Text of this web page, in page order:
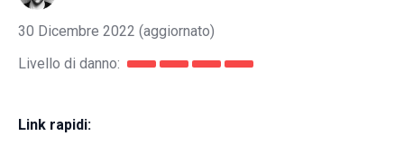
30 Dicembre 2022 (aggiornato)
Livello di danno:
Link rapidi: